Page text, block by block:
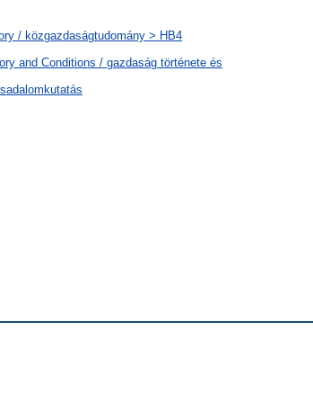
/ közgazdaságtudomány > HB4
and Conditions / gazdaság története és